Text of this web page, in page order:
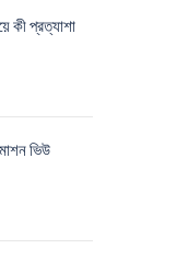
কী প্রত্যাশা
ভিউ